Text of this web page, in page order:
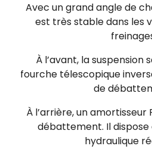
Avec un grand angle de
est très stable dans les
À l’avant, la suspension
fourche télescopique
de
À l’arrière, un amortisseur
débattement. Il dispose
hydraulique